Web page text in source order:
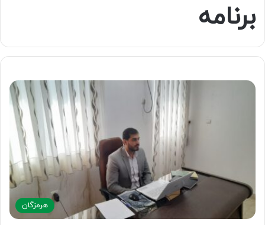
برنامه
هرمزگان